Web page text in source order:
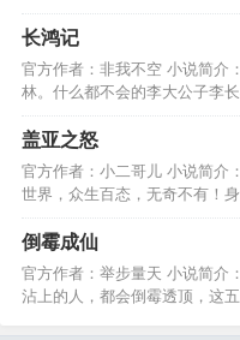
护眼前拥有的一切！…
长鸿记
官方作者：非我不空 小说简介
林。什么都不会的李大公子李
重振武林的故事………
盖亚之怒
官方作者：小二哥儿 小说简介
世界，众生百态，无奇不有！
造了一个又一个的奇迹！…
倒霉成仙
官方作者：举步量天 小说简介
沾上的人，都会倒霉透顶，这